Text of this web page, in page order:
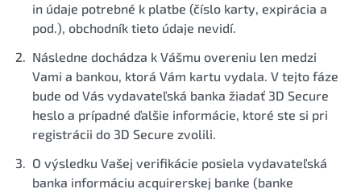
in údaje potrebné k platbe (číslo karty, expirácia a
pod.), obchodník tieto údaje nevidí.
Následne dochádza k Vášmu overeniu len medzi
Vami a bankou, ktorá Vám kartu vydala. V tejto fáze
bude od Vás vydavateľská banka žiadať 3D Secure
heslo a prípadné ďalšie informácie, ktoré ste si pri
registrácii do 3D Secure zvolili.
O výsledku Vašej verifikácie posiela vydavateľská
banka informáciu acquirerskej banke (banke